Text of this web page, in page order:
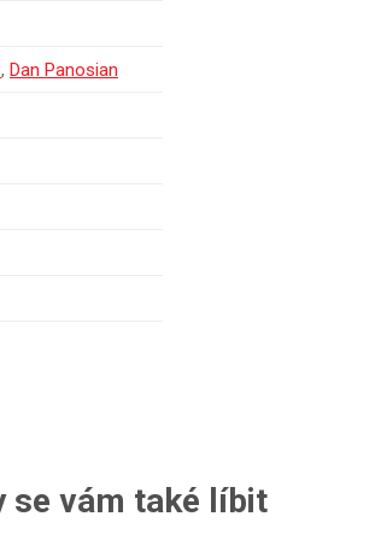
, Dan Panosian
se vám také líbit